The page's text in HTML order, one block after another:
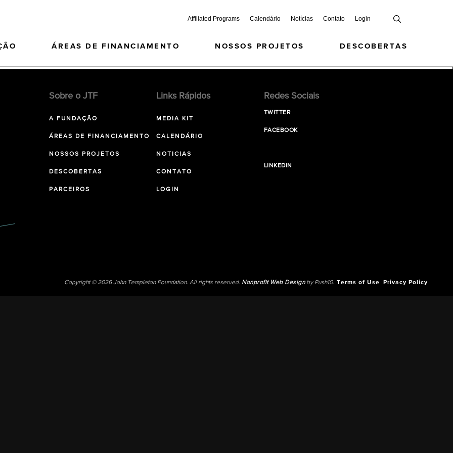
Affiliated Programs Calendário Notícias Contato Login
ÁREAS DE FINANCIAMENTO NOSSOS PROJETOS DESCOBERTAS
Sobre o JTF
A FUNDAÇÃO
ÁREAS DE FINANCIAMENTO
NOSSOS PROJETOS
DESCOBERTAS
PARCEIROS
Links Rápidos
MEDIA KIT
CALENDÁRIO
NOTICIAS
CONTATO
LOGIN
Redes Sociais
TWITTER
FACEBOOK
LINKEDIN
Copyright © 2026 John Templeton Foundation. All rights reserved. Nonprofit Web Designby Push10. Terms of Use Privacy Policy